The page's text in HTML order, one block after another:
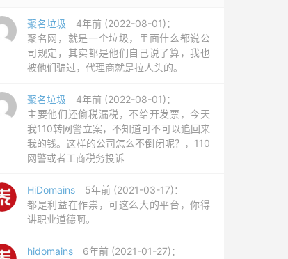
聚名垃圾
4年前 (2022-08-01)：
聚名网，就是一个垃圾，里面什么都说公
司规定，其实都是他们自己说了算，我也
被他们骗过，代理商就是拉人头的。
聚名垃圾
4年前 (2022-08-01)：
主要他们还偷税漏税，不给开发票，今天
我110转网警立案，不知道可不可以追回来
我的钱。这样的公司怎么不倒闭呢？，110
网警或者工商税务投诉
HiDomains
5年前 (2021-03-17)：
都是利益在作祟，可这么大的平台，你得
讲职业道德啊。
hidomains
6年前 (2021-01-27)：